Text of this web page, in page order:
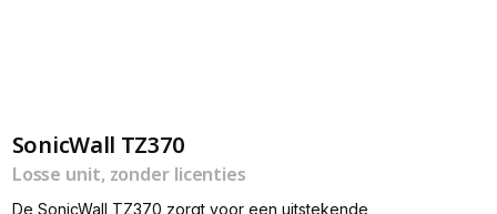
SonicWall TZ370
Losse unit, zonder licenties
De SonicWall TZ370 zorgt voor een uitstekende